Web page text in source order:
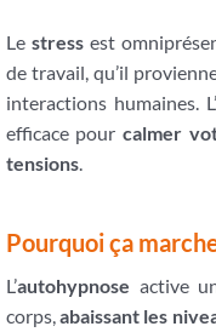
Lestress est
de travail, qu’il
interactions humaines.
efficace pour calmer
tensions.
Pourquoi ça
L’autohypnose active
corps,abaissant les